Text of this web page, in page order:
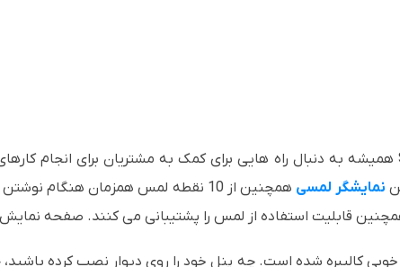
نمایشگر لمسی
همچنین از 10 نقطه لمس همزمان
قابلیت استفاده از لمس را پشتیبانی می کنند. صفحه
کالیبره شده است. چه پنل خود را روی دیوار نصب کرده